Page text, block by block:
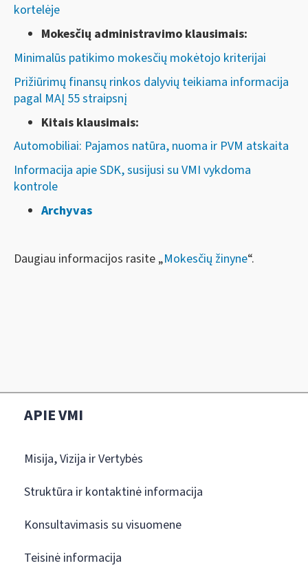
kortelėje
Mokesčių administravimo klausimais:
Minimalūs patikimo mokesčių mokėtojo kriterijai
Prižiūrimų finansų rinkos dalyvių teikiama informacija
pagal MAĮ 55 straipsnį
Kitais klausimais:
Automobiliai: Pajamos natūra, nuoma ir PVM atskaita
Informacija apie SDK, susijusi su VMI vykdoma
kontrole
Archyvas
Daugiau informacijos rasite „Mokesčių žinyne“.
APIE VMI
Misija, Vizija ir Vertybės
Struktūra ir kontaktinė informacija
Konsultavimasis su visuomene
Teisinė informacija